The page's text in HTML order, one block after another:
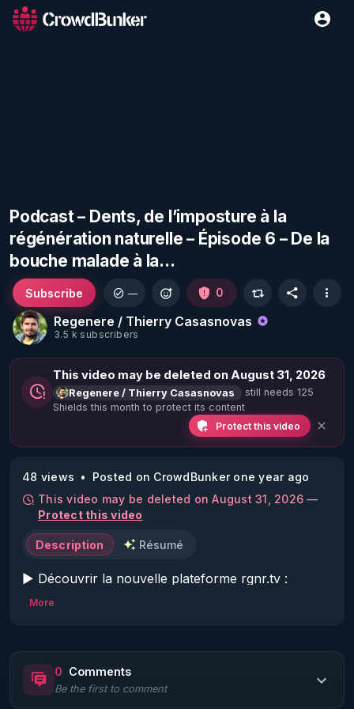
Podcast – Dents, de l’imposture à la
régénération naturelle – Épisode 6 – De la
bouche malade à la…
Regenere / Thierry Casasnovas
3.5 k subscribers
Subscribe — 0
This video may be deleted on August 31, 2026
Regenere / Thierry Casasnovas
still needs 125
Shields this month to protect its content
Protect this video
48 views
Posted on CrowdBunker one year ago
This video may be deleted on August 31, 2026 —
Protect this video
Description Résumé
https://www.rgnr.tv/nos-abonnements/
Warmcook qui diffuse les extracteurs de jus
Kuvings choisis par RGNR et le centre de la
régénération:
More
0 Comments
Be the first to comment